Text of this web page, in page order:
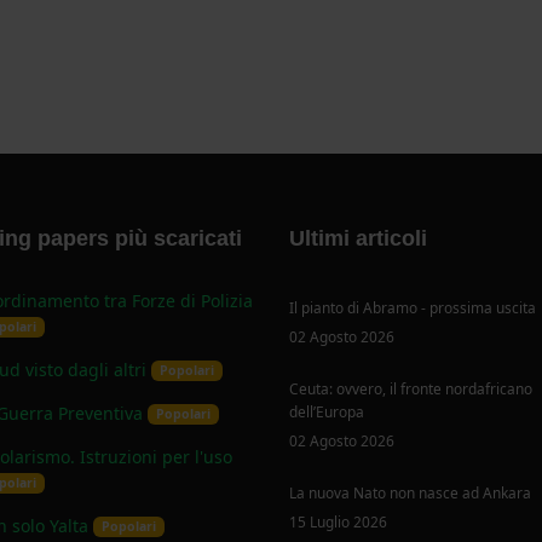
papers più scaricati
tra Forze di Polizia
visto dagli altri Popolari
Preventiva Popolari
Istruzioni per l'uso
solo Yalta Popolari
Ultimi articoli
Il pianto di Abramo - prossima uscita
02 Agosto 2026
Ceuta: ovvero, il fronte nordafricano
dell’Europa
02 Agosto 2026
La nuova Nato non nasce ad Ankara
15 Luglio 2026